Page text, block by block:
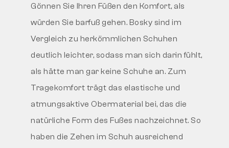
Gönnen Sie Ihren Füßen den Komfort, als
würden Sie barfuß gehen. Bosky sind im
Vergleich zu herkömmlichen Schuhen
deutlich leichter, sodass man sich darin fühlt,
als hätte man gar keine Schuhe an. Zum
Tragekomfort trägt das elastische und
atmungsaktive Obermaterial bei, das die
natürliche Form des Fußes nachzeichnet. So
haben die Zehen im Schuh ausreichend